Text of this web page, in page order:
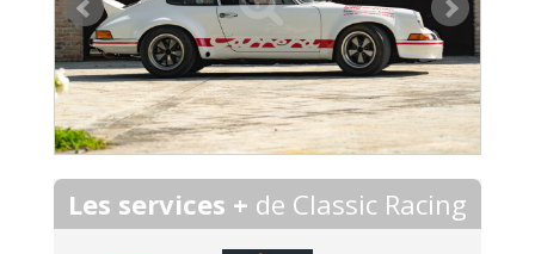
Les services + de Classic Racing